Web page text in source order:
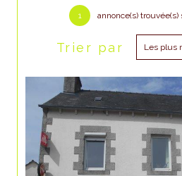
1 annonce(s)
Trier par Les plus